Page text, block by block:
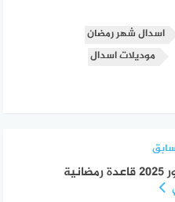
اسدال شهر رمضان
موديلات اسدال